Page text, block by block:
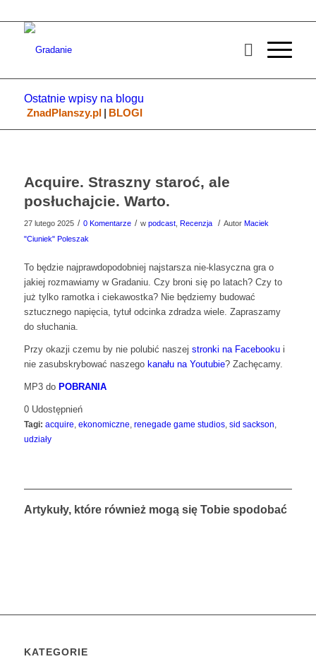
Ostatnie wpisy na blogu
ZnadPlanszy.pl | BLOGI
Acquire. Straszny staroć, ale
posłuchajcie. Warto.
27 lutego 2025 / 0 Komentarze / w podcast, Recenzja / Autor Maciek
"Ciuniek" Poleszak
To będzie najprawdopodobniej najstarsza nie-klasyczna gra o
jakiej rozmawiamy w Gradaniu. Czy broni się po latach? Czy to
już tylko ramotka i ciekawostka? Nie będziemy budować
sztucznego napięcia, tytuł odcinka zdradza wiele. Zapraszamy
do słuchania.
Przy okazji czemu by nie polubić naszej stronki na Facebookui
nie zasubskrybować naszego kanału na Youtubie? Zachęcamy.
MP3 do POBRANIA
0 Udostępnień
Tagi: acquire ekonomiczne renegade game studios, sid sackson
udziały
Artykuły, które również mogą się Tobie spodobać
KATEGORIE